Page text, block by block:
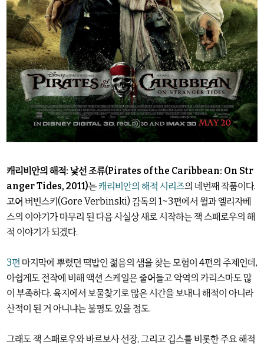
캐리비안의 해적: 낯선 조류(Pirates of the Caribbean: On Str
anger Tides, 2011)는캐리비안의 해적 시리즈의 네번째 작품이다.
고어 버빈스키(Gore Verbinski) 감독의 1~3편에서 윌과 엘리자베
스의 이야기가 마무리 된 다음 사실상 새로 시작하는 잭 스패로우의 해
적 이야기가 되겠다.
3편 마지막에 뿌렸던 떡밥인 젊음의 샘을 찾는 모험이 4편의 주제인데,
아쉽게도 전작에 비해 액션 스케일은 줄어들고 악역의 카리스마도 많
이 부족하다. 육지에서 보물찾기로 많은 시간을 보내니 해적이 아니라
산적이 된 거 아니냐는 불평도 있을 정도.
그래도 잭 스패로우와 바르보사 선장, 그리고 깁스를 비롯한 주요 해적